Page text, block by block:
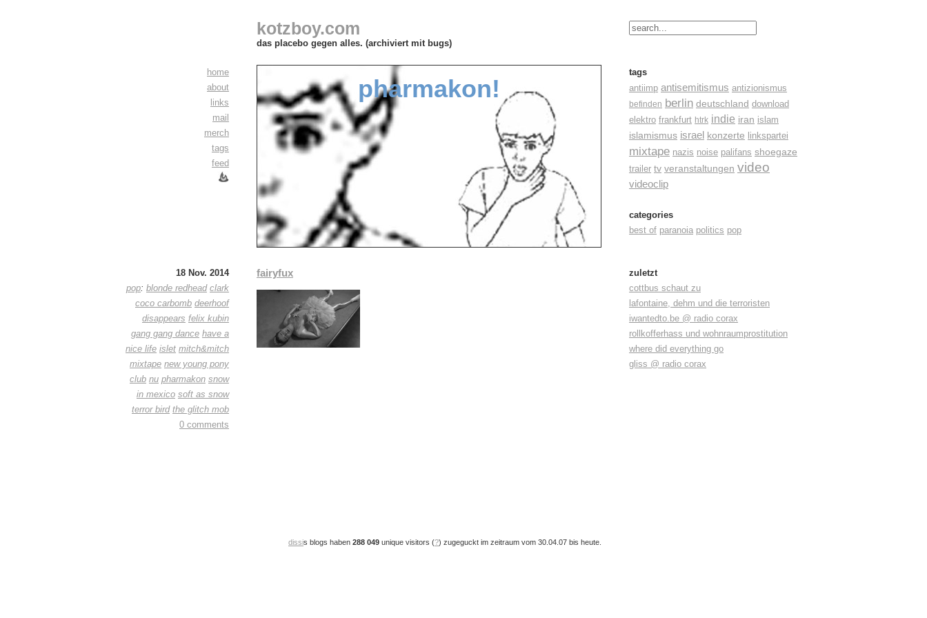
kotzboy.com
das placebo gegen alles. (archiviert mit bugs)
home
about
links
mail
merch
tags
feed
pharmakon!
tags
antiimp antisemitismus antizionismus
befinden berlin deutschland download
elektro frankfurt htrk indie iran islam
islamismus israel konzerte linkspartei
mixtape nazis noise palifans shoegaze
trailer tv veranstaltungen video
videoclip
categories
best of paranoia politics pop
18 Nov. 2014
pop: blonde redhead clark
coco carbomb deerhoof
disappears felix kubin
gang gang dance have a
nice life islet mitch&mitch
mixtape new young pony
club nu pharmakon snow
in mexico soft as snow
terror bird the glitch mob
0 comments
fairyfux
zuletzt
cottbus schaut zu
lafontaine, dehm und die terroristen
iwantedto.be @ radio corax
rollkofferhass und wohnraumprostitution
where did everything go
gliss @ radio corax
dissis blogs haben 288 049 unique visitors (?) zugeguckt im zeitraum vom 30.04.07 bis heute.